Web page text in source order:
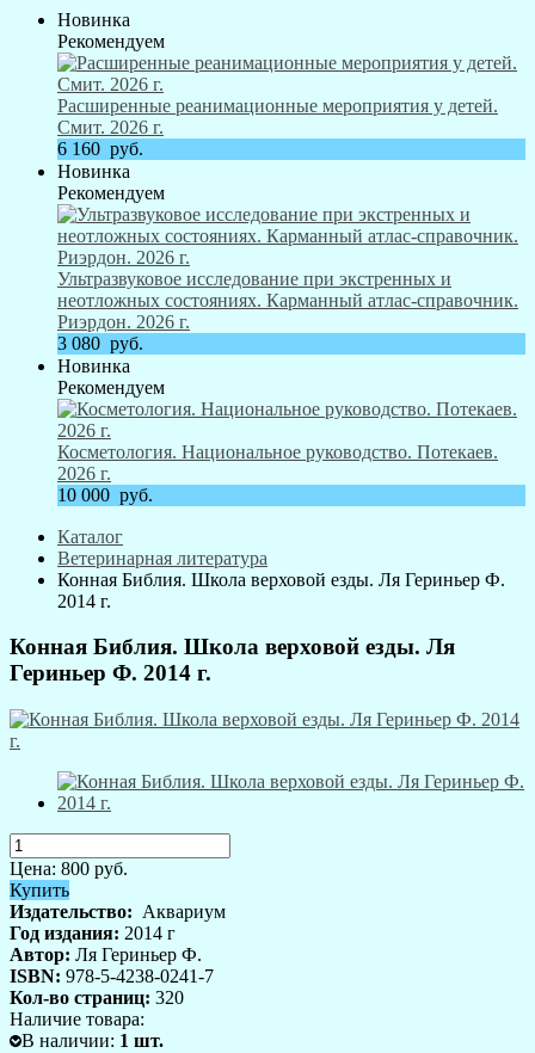
Новинка
Рекомендуем
Расширенные реанимационные мероприятия у детей.
Смит. 2026 г.
6 160 руб.
Новинка
Рекомендуем
Ультразвуковое исследование при экстренных и
неотложных состояниях. Карманный атлас-справочник.
Риэрдон. 2026 г.
3 080 руб.
Новинка
Рекомендуем
Косметология. Национальное руководство. Потекаев.
2026 г.
10 000 руб.
Каталог
Ветеринарная литература
Конная Библия. Школа верховой езды. Ля Гериньер Ф.
2014 г.
Конная Библия. Школа верховой езды. Ля
Гериньер Ф. 2014 г.
Цена: 800 руб.
Купить
Издательство: Аквариум
Год издания: 2014 г
Автор: Ля Гериньер Ф.
ISBN: 978-5-4238-0241-7
Кол-во страниц: 320
Наличие товара:
В наличии: 1 шт.